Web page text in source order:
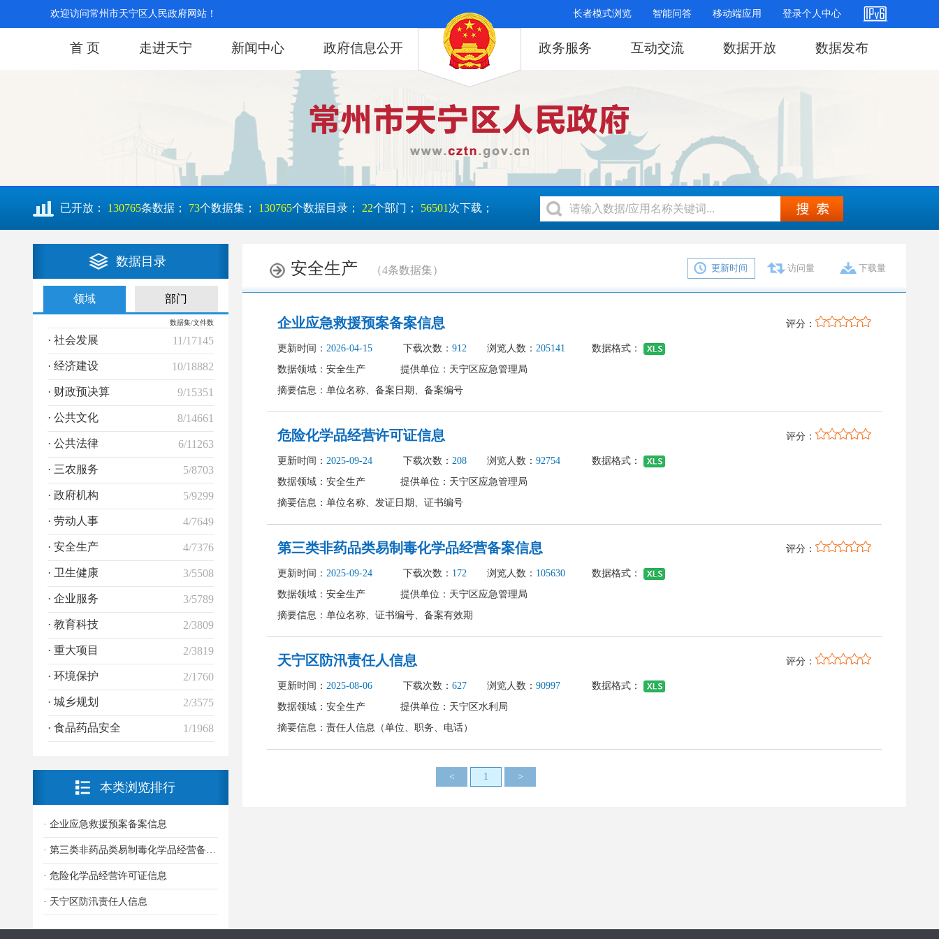
欢迎访问常州市天宁区人民政府网站！ 长者模式浏览 智能问答 移动端应用 登录个人中心
首 页 走进天宁 新闻中心 政府信息公开 政务服务 互动交流 数据开放 数据发布
已开放： 130765条数据； 73个数据集； 130765个数据目录； 22个部门； 56501 次下载；
数据目录
领域 部门
数据集/文件数
· 社会发展 11/17145
· 经济建设 10/18882
· 财政预决算 9/15351
· 公共文化 8/14661
· 公共法律 6/11263
· 三农服务 5/8703
· 政府机构 5/9299
· 劳动人事 4/7649
· 安全生产 4/7376
· 卫生健康 3/5508
· 企业服务 3/5789
· 教育科技 2/3809
· 重大项目 2/3819
· 环境保护 2/1760
· 城乡规划 2/3575
· 食品药品安全 1/1968
本类浏览排行
· 企业应急救援预案备案信息
· 第三类非药品类易制毒化学品经营备案信息
· 危险化学品经营许可证信息
· 天宁区防汛责任人信息